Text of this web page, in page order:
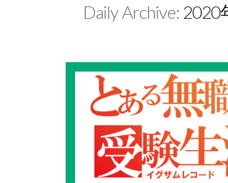
無職文系ツイキャ
Daily Archive: 2020